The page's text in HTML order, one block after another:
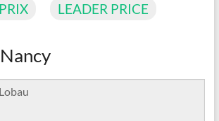
LEADER PRICE